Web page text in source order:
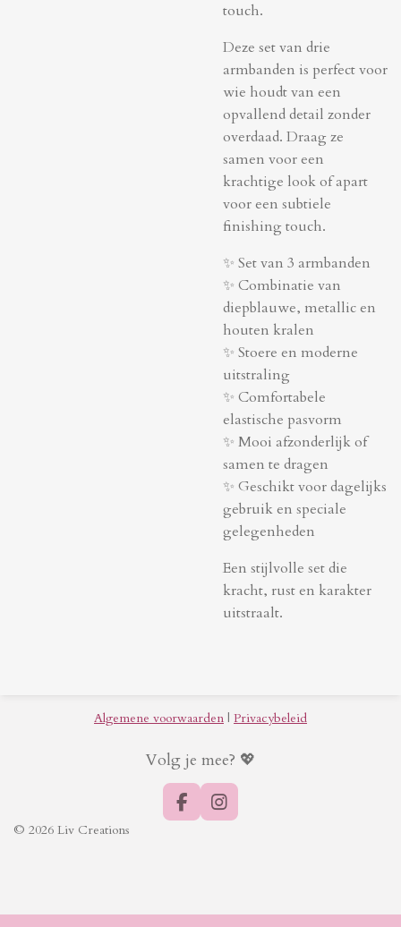
touch.
Deze set van drie
armbanden is perfect voor
wie houdt van een
opvallend detail zonder
overdaad. Draag ze
samen voor een
krachtige look of apart
voor een subtiele
finishing touch.
✨ Set van 3 armbanden
✨ Combinatie van
diepblauwe, metallic en
houten kralen
✨ Stoere en moderne
uitstraling
✨ Comfortabele
elastische pasvorm
✨ Mooi afzonderlijk of
samen te dragen
✨ Geschikt voor dagelijks
gebruik en speciale
gelegenheden
Een stijlvolle set die
kracht, rust en karakter
uitstraalt.
Algemene voorwaarden | Privacybeleid
Volg je mee? 💖
F
a
o
I
n
r
© 2026 Liv Creations